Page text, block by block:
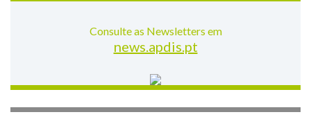
Consulte as Newsletters em
news.apdis.pt